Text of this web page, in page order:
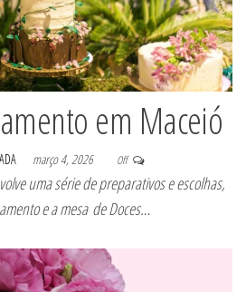
em Maceió
março 4, 2026 Off
uma série de preparativos e escolhas,
e a mesa de Doces…